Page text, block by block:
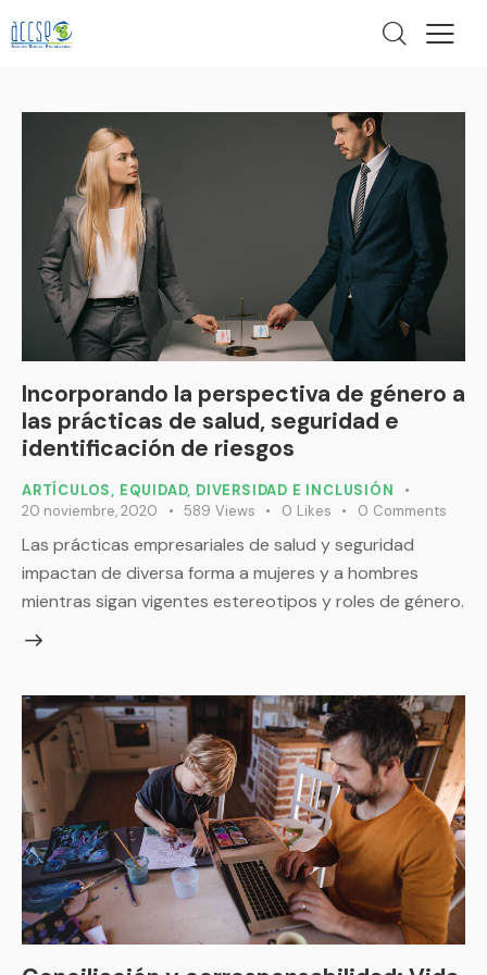
Incorporando la perspectiva de género a
las prácticas de salud, seguridad e
identificación de riesgos
ARTÍCULOS, EQUIDAD, DIVERSIDAD E INCLUSIÓN
20 noviembre, 2020
589 Views 0 Likes 0 Comments
Las prácticas empresariales de salud y seguridad
impactan de diversa forma a mujeres y a hombres
mientras sigan vigentes estereotipos y roles de género.